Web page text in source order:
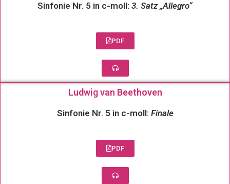
Sinfonie Nr. 5 in c-moll: 3. Satz „Allegro“
PDF
Ludwig van Beethoven
Sinfonie Nr. 5 in c-moll: Finale
PDF